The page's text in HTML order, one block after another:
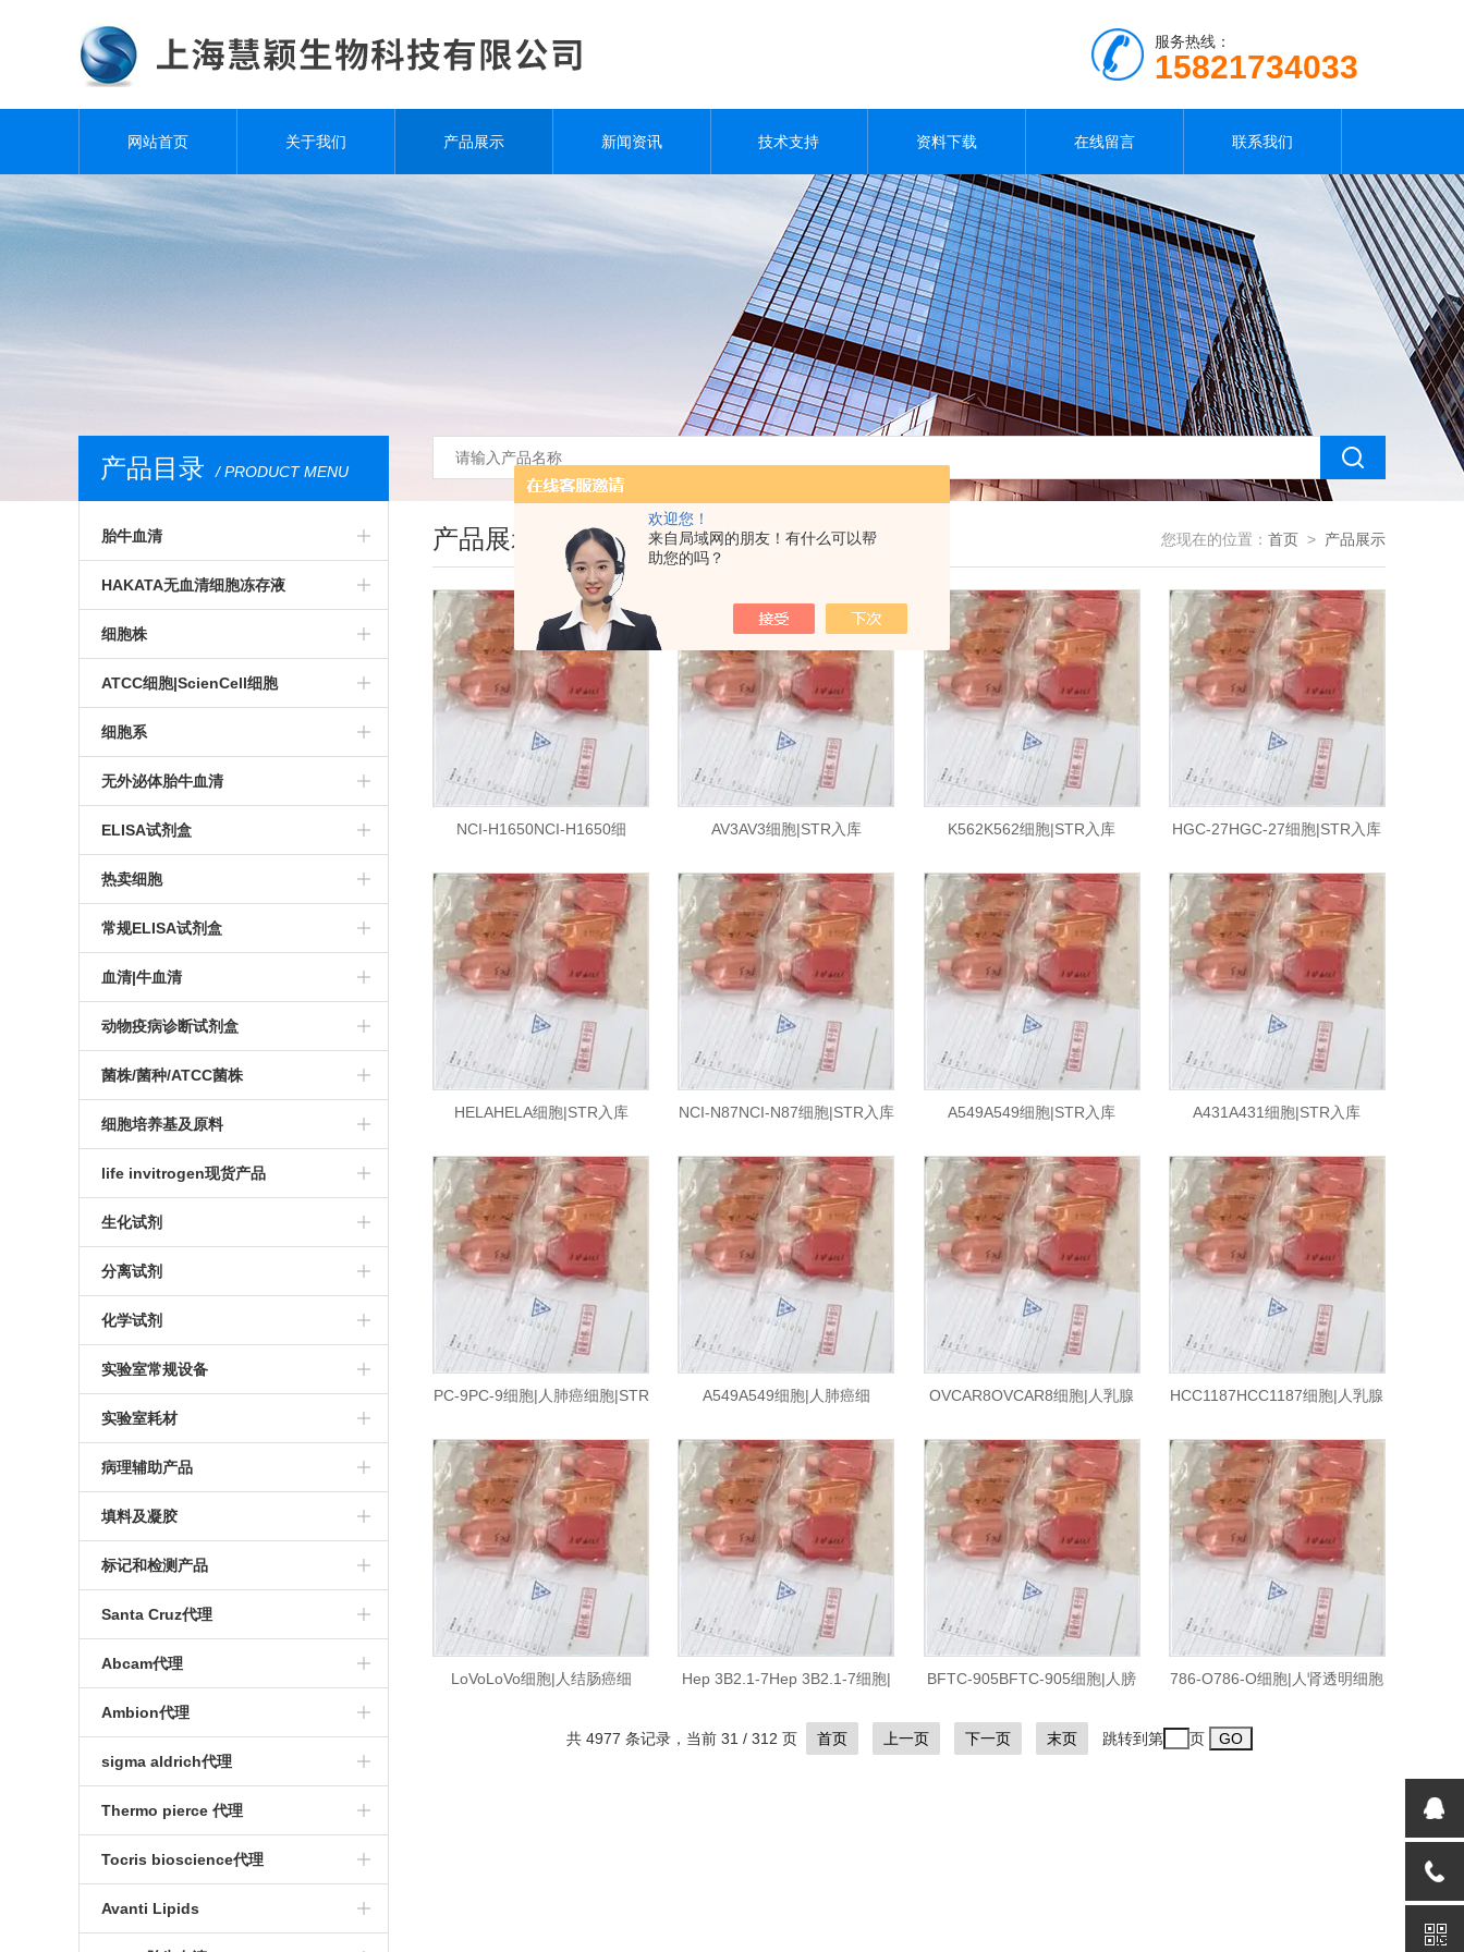
欢迎您！
来自局域网的朋友！有什么可以帮
助您的吗？
服务热线：
15821734033
网站首页 关于我们 产品展示 新闻资讯 技术支持 资料下载 在线留言 联系我们
产品目录 / PRODUCT MENU
胎牛血清
HAKATA胎牛血清
PAN胎牛血清
Sigma胎牛血清
Cegrogen胎牛血清
Sciencell胎牛血清
Gibco血清
TCB胎牛血清
CLARK胎牛血清
10270-106胎牛血清
10099-141胎牛血清
Gemini胎牛血清
特殊胎牛血清
进口胎牛血清
Hyclone马血清
新生牛血清
优质国产血清
Gibco马血清
HAKATA无血清细胞冻存液
细胞株
人肿瘤细胞株
人正常细胞株
动物肿瘤细胞株
动物正常细胞株
ATCC细胞|ScienCell细胞
ATCC细胞
中枢神经细胞
卵巢细胞
生殖细胞
脐带细胞
乳腺细胞
视觉细胞
心脏细胞
肝脏细胞
骨骼肌细胞
口腔细胞
肺部细胞
干细胞
大鼠正常细胞
小鼠正常细胞
细胞系
复苏细胞
传代细胞
细胞株培养
ATCC细胞
细胞株
细胞系
细胞培养
传代细胞培养
细胞株价格
冻存细胞
无外泌体胎牛血清
HAKATA无外泌体血清
SBI无外泌体胎牛血清
ELISA试剂盒
人ELISA试剂盒
大鼠ELISA试剂盒
小鼠ELISA试剂盒
兔子ELISA试剂盒
猴子ELISA试剂盒
豚鼠ELISA试剂盒
猪ELISA试剂盒
牛ELISA试剂盒
羊ELISA试剂盒
犬ELISA试剂盒
禽ELISA试剂盒
热卖细胞
大鼠骨髓瘤细胞
人宫颈癌细胞
人卵巢癌细胞
人结肠癌细胞
人胃癌细胞
人乳腺癌细胞
人非小细胞肺癌细胞
人肺癌细胞
人肝癌细胞
人膀胱癌细胞
人骨肉瘤细胞
常规ELISA试剂盒
人白介素ELISA试剂盒
人自身免疫ELISA试剂盒
人肝纤维化ELISA试剂盒
人激素ELISA试剂盒
人糖尿病ELISA试剂盒
人传染病ELISA试剂盒
血清|牛血清
胎牛血清
正常人血清|人AB血清
新生牛血清
小鼠血清
大鼠血清
马血清
猪血清
山羊血清
驴血清
兔血清
动物疫病诊断试剂盒
猪病检测ELISA试剂盒
禽病检测ELISA试剂盒
牛病检测ELISA试剂盒
马病检测ELISA试剂盒
羊病检测ELISA试剂盒
犬病检测ELISA试剂盒
鸭病监测ELISA试剂盒
鹅病检测ELISA试剂盒
菌株/菌种/ATCC菌株
ATCC原代菌株
ATCC传代菌株
细胞培养基及原料
Gibco培养基
Hyclone培养基
细胞消化试剂
培养基原料
life invitrogen现货产品
血清
常规化学品
凝胶
细胞培养基
添加剂
核酸纯化试剂
引物
酶
生化试剂
牛血清白蛋白BSA
琼脂糖
转染试剂
B-27无血清添加剂
Trizol Reagent 总RNA提取试剂
N2添加剂
胶原酶
酵母粉
胰蛋白胨
三羟甲基氨基甲烷Tris-base
分离试剂
化学试剂
实验室常规设备
厌氧罐/三菱厌氧罐
实验室耗材
Waters色谱柱
封口膜
N+尼龙膜
一次性针头式滤器
血球计数板
病理辅助产品
盖玻片和载玻片
免疫染色固定液
染色缸
填料及凝胶
葡聚糖凝胶
标记和检测产品
细胞结构探针
Santa Cruz代理
Abcam代理
Ambion代理
sigma aldrich代理
Thermo pierce 代理
Tocris bioscience代理
Tocris bioscience试剂
Avanti Lipids
产品展示 您现在的位置： 首页 > 产品展示
NCI-H1650NCI-H1650细
胞|STR入库
AV3AV3细胞|STR入库 K562K562细胞|STR入库 HGC-27HGC-27细胞|STR入库
HELAHELA细胞|STR入库 NCI-N87NCI-N87细胞|STR入库 A549A549细胞|STR入库 A431A431细胞|STR入库
PC-9PC-9细胞|人肺癌细胞|STR
入库
A549A549细胞|人肺癌细
胞|STR入库
OVCAR8OVCAR8细胞|人乳腺
癌细胞|STR入库
HCC1187HCC1187细胞|人乳腺
癌细胞|STR入库
LoVoLoVo细胞|人结肠癌细 Hep 3B2.1-7Hep 3B2.1-7细胞|
人肝癌细胞|STR入库
BFTC-905BFTC-905细胞|人膀
胱移行细胞癌|STR入库
786-O786-O细胞|人肾透明细胞
共 4977 条记录，当前 31 / 312 页
首页 上一页 下一页 末页 跳转到第 页